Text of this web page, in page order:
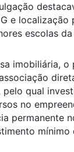
e localização
escolas
imobiliária,
pelo qual
no
permanente